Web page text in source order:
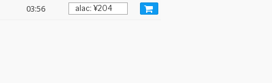
03:56